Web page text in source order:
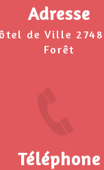
Adresse
Forêt
Téléphone